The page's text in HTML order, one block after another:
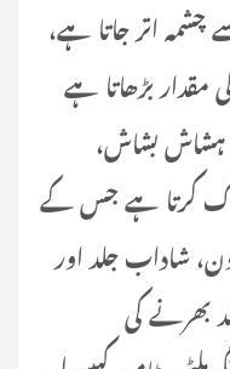
اتر جاتا ہے،
مقدار بڑھاتا ہے
بشاش،
پاک کرتا ہے جس کے
شاداب جلد اور
بھرنے کی